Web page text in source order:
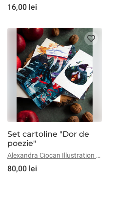
16,00 lei
Set cartoline "Dor de
poezie"
Alexandra Ciocan Illustration & Visual Design
80,00 lei